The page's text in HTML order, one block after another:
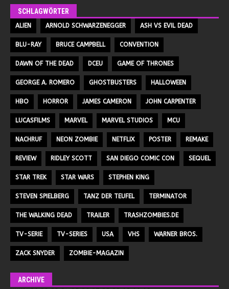
SCHLAGWÖRTER
ALIEN ARNOLD SCHWARZENEGGER ASH VS EVIL DEAD
BLU-RAY BRUCE CAMPBELL CONVENTION
DAWN OF THE DEAD DCEU GAME OF THRONES
GEORGE A. ROMERO GHOSTBUSTERS HALLOWEEN
HBO HORROR JAMES CAMERON JOHN CARPENTER
LUCASFILMS MARVEL MARVEL STUDIOS MCU
NACHRUF NEON ZOMBIE NETFLIX POSTER REMAKE
REVIEW RIDLEY SCOTT SAN DIEGO COMIC CON SEQUEL
STAR TREK STAR WARS STEPHEN KING
STEVEN SPIELBERG TANZ DER TEUFEL TERMINATOR
THE WALKING DEAD TRAILER TRASHZOMBIES.DE
TV-SERIE TV-SERIES USA VHS WARNER BROS.
ZACK SNYDER ZOMBIE-MAGAZIN
ARCHIVE